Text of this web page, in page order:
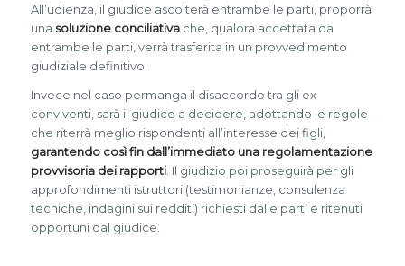
All’udienza, il giudice ascolterà entrambe le parti, proporrà
una soluzione conciliativache, qualora accettata da
entrambe le parti, verrà trasferita in un provvedimento
giudiziale definitivo.
Invece nel caso permanga il disaccordo tra gli ex
conviventi, sarà il giudice a decidere, adottando le regole
che riterrà meglio rispondenti all’interesse dei figli,
garantendo così fin dall’immediato una regolamentazione
provvisoria dei rapporti. Il giudizio poi proseguirà per gli
approfondimenti istruttori (testimonianze, consulenza
tecniche, indagini sui redditi) richiesti dalle parti e ritenuti
opportuni dal giudice.